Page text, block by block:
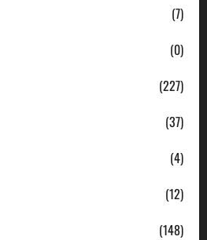
(7)
(0)
(227)
(37)
(4)
(12)
(148)